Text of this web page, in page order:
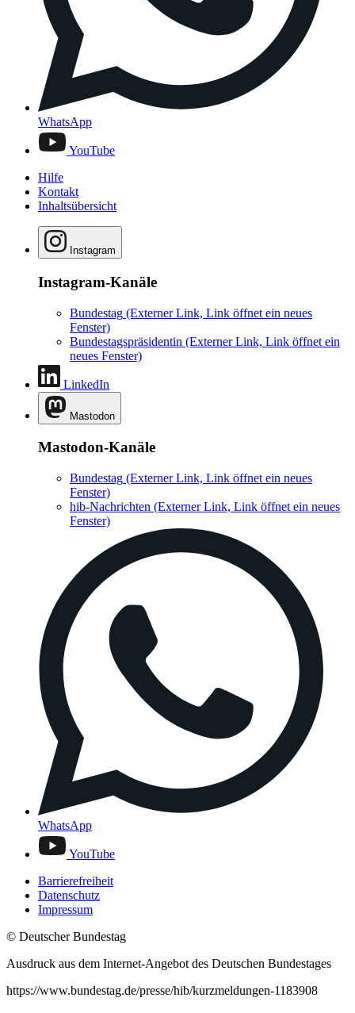
WhatsApp
YouTube
Hilfe
Kontakt
Inhaltsübersicht
Instagram
Instagram-Kanäle
Bundestag (Externer Link, Link öffnet ein neues
Fenster)
Bundestagspräsidentin (Externer Link, Link öffnet ein
neues Fenster)
LinkedIn
Mastodon
Mastodon-Kanäle
Bundestag (Externer Link, Link öffnet ein neues
Fenster)
hib-Nachrichten (Externer Link, Link öffnet ein neues
Fenster)
WhatsApp
YouTube
Barrierefreiheit
Datenschutz
Impressum
© Deutscher Bundestag
Ausdruck aus dem Internet-Angebot des Deutschen Bundestages
https://www.bundestag.de/presse/hib/kurzmeldungen-1183908